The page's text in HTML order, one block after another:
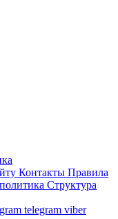
Контакты Правила
Структура
telegram viber